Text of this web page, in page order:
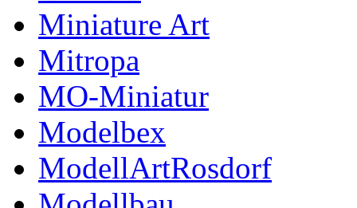
Miniature Art
Mitropa
MO-Miniatur
Modelbex
ModellArtRosdorf